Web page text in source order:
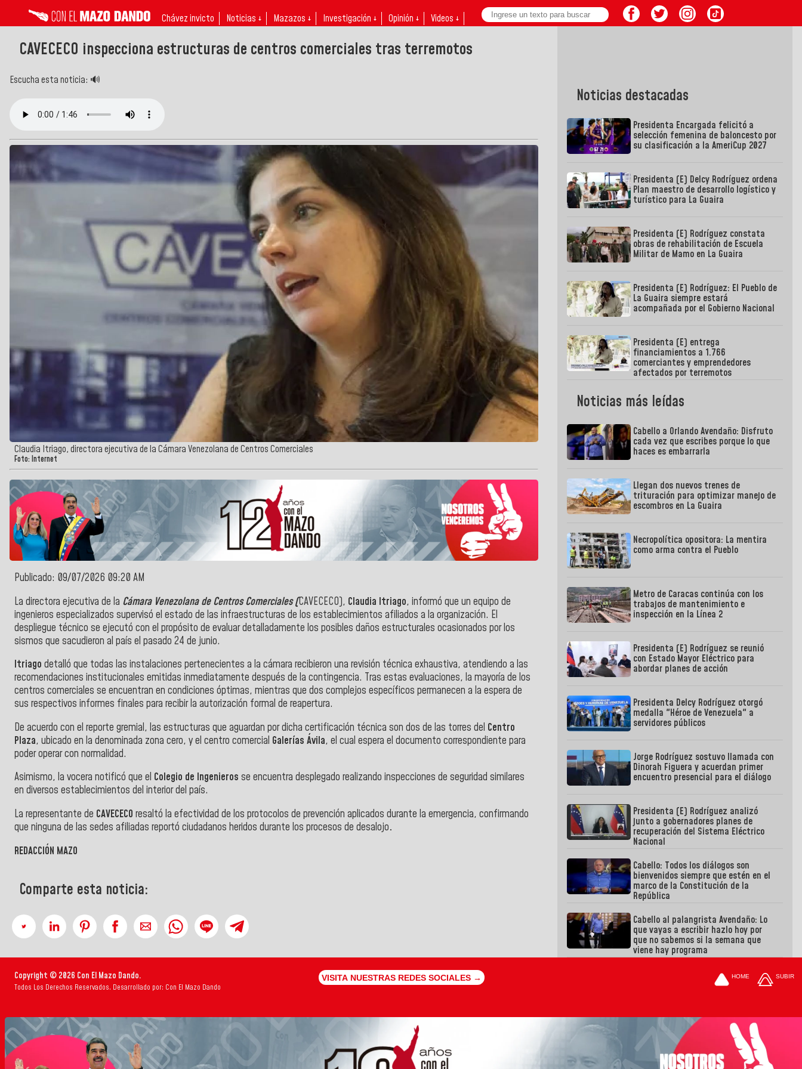
Chávez invicto Noticias ↓ Mazazos ↓ Investigación ↓ Opinión ↓ Videos ↓
CAVECECO inspecciona estructuras de centros comerciales tras terremotos
Escucha esta noticia: 🔊
Claudia Itriago, directora ejecutiva de la Cámara Venezolana de Centros Comerciales
Foto: Internet
Publicado: 09/07/2026 09:20 AM
La directora ejecutiva de la Cámara Venezolana de Centros Comerciales (CAVECECO), Claudia Itriago, informó que un equipo de
ingenieros especializados supervisó el estado de las infraestructuras de los establecimientos afiliados a la organización. El
despliegue técnico se ejecutó con el propósito de evaluar detalladamente los posibles daños estructurales ocasionados por los
sismos que sacudieron al país el pasado 24 de junio.
Itriago detalló que todas las instalaciones pertenecientes a la cámara recibieron una revisión técnica exhaustiva, atendiendo a las
recomendaciones institucionales emitidas inmediatamente después de la contingencia. Tras estas evaluaciones, la mayoría de los
centros comerciales se encuentran en condiciones óptimas, mientras que dos complejos específicos permanecen a la espera de
sus respectivos informes finales para recibir la autorización formal de reapertura.
De acuerdo con el reporte gremial, las estructuras que aguardan por dicha certificación técnica son dos de las torres del Centro
Plaza, ubicado en la denominada zona cero, y el centro comercial Galerías Ávila, el cual espera el documento correspondiente para
poder operar con normalidad.
Asimismo, la vocera notificó que el Colegio de Ingenieros se encuentra desplegado realizando inspecciones de seguridad similares
en diversos establecimientos del interior del país.
La representante de CAVECECO resaltó la efectividad de los protocolos de prevención aplicados durante la emergencia, confirmando
que ninguna de las sedes afiliadas reportó ciudadanos heridos durante los procesos de desalojo.
REDACCIÓN MAZO
Comparte esta noticia:
Noticias destacadas
Presidenta Encargada felicitó a
selección femenina de baloncesto por
su clasificación a la AmeriCup 2027
Presidenta (E) Delcy Rodríguez ordena
Plan maestro de desarrollo logístico y
turístico para La Guaira
Presidenta (E) Rodríguez constata
obras de rehabilitación de Escuela
Militar de Mamo en La Guaira
Presidenta (E) Rodríguez: El Pueblo de
La Guaira siempre estará
acompañada por el Gobierno Nacional
Presidenta (E) entrega
financiamientos a 1.766
comerciantes y emprendedores
afectados por terremotos
Noticias más leídas
Cabello a Orlando Avendaño: Disfruto
cada vez que escribes porque lo que
haces es embarrarla
Llegan dos nuevos trenes de
trituración para optimizar manejo de
escombros en La Guaira
Necropolítica opositora: La mentira
como arma contra el Pueblo
Metro de Caracas continúa con los
trabajos de mantenimiento e
inspección en la Línea 2
Presidenta (E) Rodríguez se reunió
con Estado Mayor Eléctrico para
abordar planes de acción
Presidenta Delcy Rodríguez otorgó
medalla "Héroe de Venezuela" a
servidores públicos
Jorge Rodríguez sostuvo llamada con
Dinorah Figuera y acuerdan primer
encuentro presencial para el diálogo
Presidenta (E) Rodríguez analizó
junto a gobernadores planes de
recuperación del Sistema Eléctrico
Nacional
Cabello: Todos los diálogos son
bienvenidos siempre que estén en el
marco de la Constitución de la
República
Cabello al palangrista Avendaño: Lo
que vayas a escribir hazlo hoy por
que no sabemos si la semana que
viene hay programa
Copyright © 2026 Con El Mazo Dando.
Todos Los Derechos Reservados. Desarrollado por: Con El Mazo Dando
VISITA NUESTRAS REDES SOCIALES → HOME SUBIR